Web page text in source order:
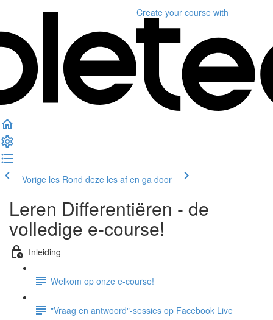
Create your course with
Vorige les Rond deze les af en ga door
Leren Differentiëren - de
volledige e-course!
Inleiding
Welkom op onze e-course!
"Vraag en antwoord"-sessies op Facebook Live